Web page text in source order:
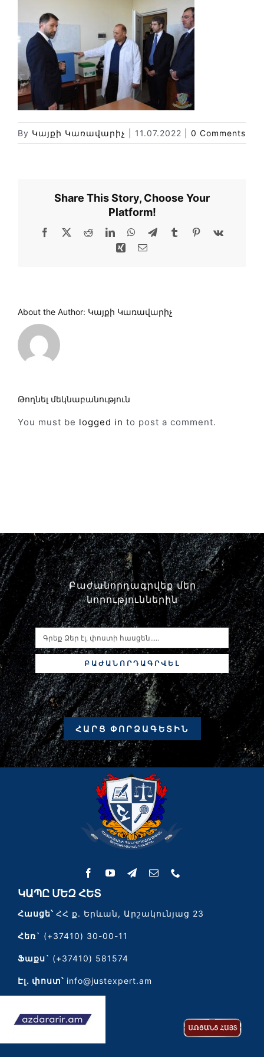
Փորձաքննությունների տեսակները
Նորություններ
Գրադարան
Կայքի քարտեզ
By Կայքի Կառավարիչ 11.07.2022 0 Comments
Share This Story, Choose Your
Platform!
Facebook Reddit LinkedInWhatsAppTelegram
TumblrPinterest
Xing
About the Author: Կայքի Կառավարիչ
Թողնել մեկնաբանություն
You must be logged in to post a comment.
Բաժանորդագրվեք մեր
նորություններին
ԲԱԺԱՆՈՐԴԱԳՐՎԵԼ
ՀԱՐՑ ՓՈՐՁԱԳԵՏԻՆ
ԿԱՊԸ ՄԵԶ ՀԵՏ
Հասցե՝ՀՀ ք. Երևան, Արշակունյաց 23
Հեռ` (+37410) 30-00-11
Ֆաքս` (+37410) 581574
Էլ․ փոստ՝ info@justexpert.am